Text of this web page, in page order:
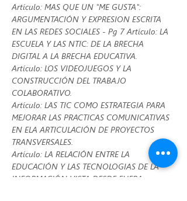
Artículo: MAS QUE UN "ME GUSTA":
ARGUMENTACIÓN Y EXPRESION ESCRITA
EN LAS REDES SOCIALES - Pg 7 Artículo: LA
ESCUELA Y LAS NTIC: DE LA BRECHA
DIGITAL A LA BRECHA EDUCATIVA.
Artículo: LOS VIDEOJUEGOS Y LA
CONSTRUCCIÓN DEL TRABAJO
COLABORATIVO.
Artículo: LAS TIC COMO ESTRATEGIA PARA
MEJORAR LAS PRACTICAS COMUNICATIVAS
EN ELA ARTICULACIÓN DE PROYECTOS
TRANSVERSALES.
Artículo: LA RELACIÓN ENTRE LA
EDUCACIÓN Y LAS TECNOLOGIAS DE LA
INFORMACIÓN VISTA DESDE FUERA